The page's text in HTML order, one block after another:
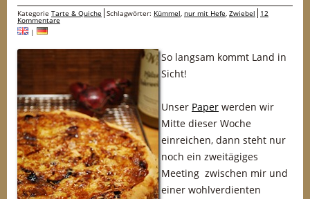
Kategorie Tarte & Quiche Schlagwörter: Kümmel, nur mit Hefe, Zwiebel 12
Kommentare
|
So langsam kommt Land in
Sicht!
Unser Paper werden wir
Mitte dieser Woche
einreichen, dann steht nur
noch ein zweitägiges
Meeting zwischen mir und
einer wohlverdienten